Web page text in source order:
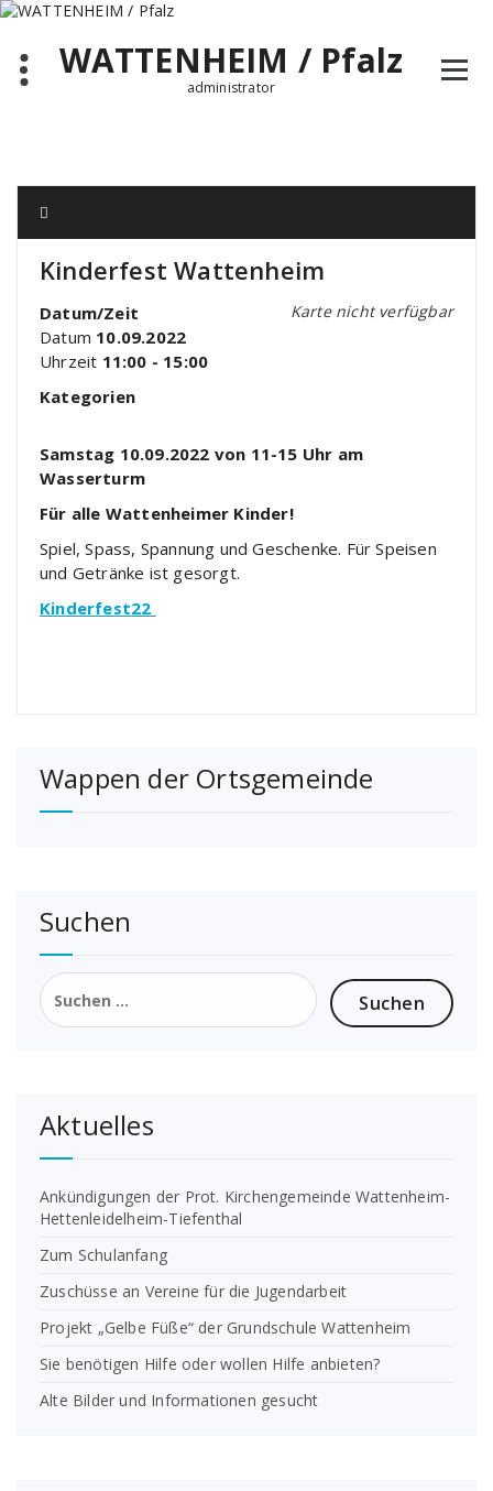
Zum
springenWATTENHEIM / Pfalz
administrator
Kinderfest Wattenheim
Karte nicht verfügbar
Datum/Zeit
Datum 10.09.2022
Uhrzeit 11:00 - 15:00
Kategorien
Samstag 10.09.2022 von 11-15 Uhr am
Wasserturm
Für alle Wattenheimer Kinder!
Spiel, Spass, Spannung und Geschenke. Für Speisen
und Getränke ist gesorgt.
Kinderfest22
Wappen der Ortsgemeinde
Suchen
Suchen
nach:
Aktuelles
Ankündigungen der Prot. Kirchengemeinde Wattenheim-
Hettenleidelheim-Tiefenthal
Zum Schulanfang
Zuschüsse an Vereine für die Jugendarbeit
Projekt „Gelbe Füße“ der Grundschule Wattenheim
Sie benötigen Hilfe oder wollen Hilfe anbieten?
Alte Bilder und Informationen gesucht